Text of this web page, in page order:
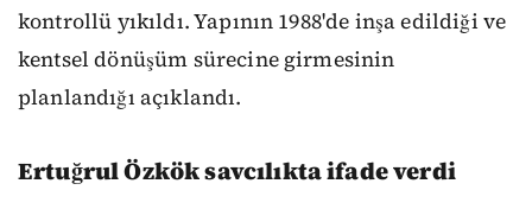
kontrollü yıkıldı. Yapının 1988'de inşa edildiği ve
kentsel dönüşüm sürecine girmesinin
planlandığı açıklandı.
Ertuğrul Özkök savcılıkta ifade verdi